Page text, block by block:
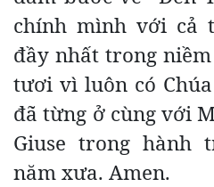
chính mình với cả
đầy nhất trong
tươi vì luôn có
đã từng ở cùng với
Giuse trong hành
năm xưa. Amen.